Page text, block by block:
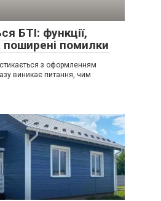
БТІ: функції,
помилки
з оформленням
виникає питання, чим